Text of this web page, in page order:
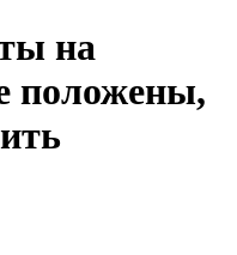
на
положены,